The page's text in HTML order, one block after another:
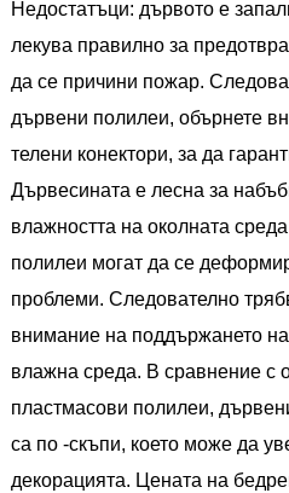
Недостатъци: дървото е
лекува правилно за
да се причини пожар.
дървени полилеи, обърнете
телени конектори, за да
Дървесината е лесна за
влажността на околната
полилеи могат да се
проблеми. Следователно
внимание на поддържането
влажна среда. В сравнение с
пластмасови полилеи,
са по -скъпи, което може да
декорацията. Цената на